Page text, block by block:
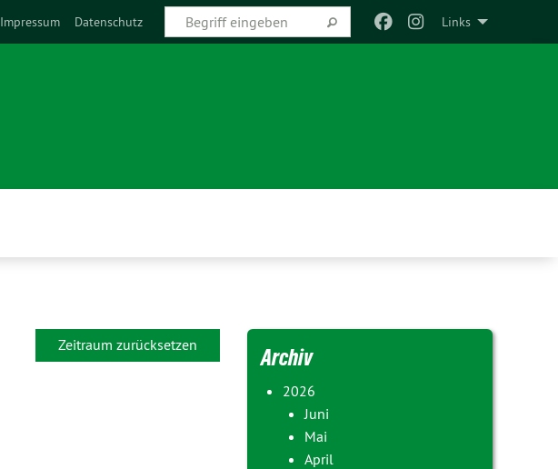
Links
Impressum Datenschutz
Zeitraum zurücksetzen Archiv
2026
Juni
Mai
April